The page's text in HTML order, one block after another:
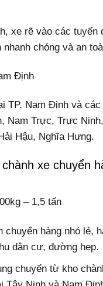
xe rẽ vào các tuyến
chóng và an
Định
TP. Nam Định và
Nam Trực, Trực
Hậu, Nghĩa Hưng.
xe chuyển
– 1,5 tấn
chuyển hàng nhỏ lẻ,
dân cư, đường hẹp.
chuyển từ kho